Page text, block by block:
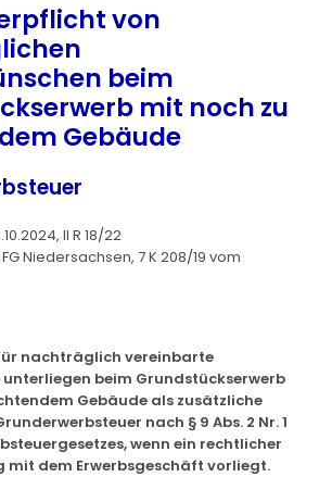
von
beim
mit noch zu
Gebäude
II R 18/22
Niedersachsen, 7 K 208/19 vom
nachträglich vereinbarte
unterliegen beim Grundstückserwerb
Gebäude als zusätzliche
nach § 9 Abs. 2 Nr. 1
wenn ein rechtlicher
mit dem Erwerbsgeschäft vorliegt.